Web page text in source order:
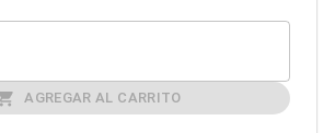
AGREGAR AL CARRITO